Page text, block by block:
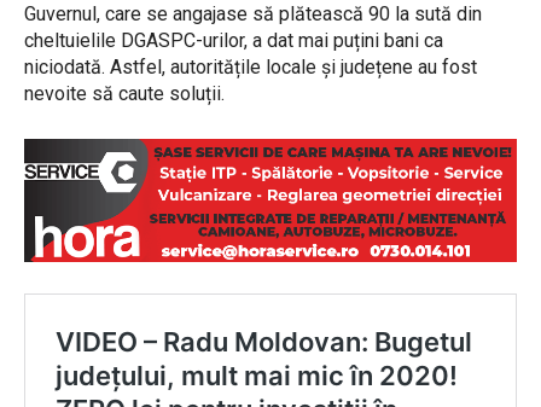
Guvernul, care se angajase să plătească 90 la sută din
cheltuielile DGASPC-urilor, a dat mai puțini bani ca
niciodată. Astfel, autoritățile locale și județene au fost
nevoite să caute soluții.